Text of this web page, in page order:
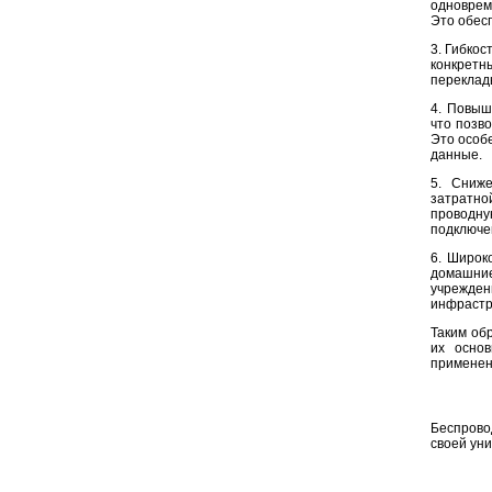
Это
3.
4.
что
Это
данные.
5.
6.
Таким
их
своей